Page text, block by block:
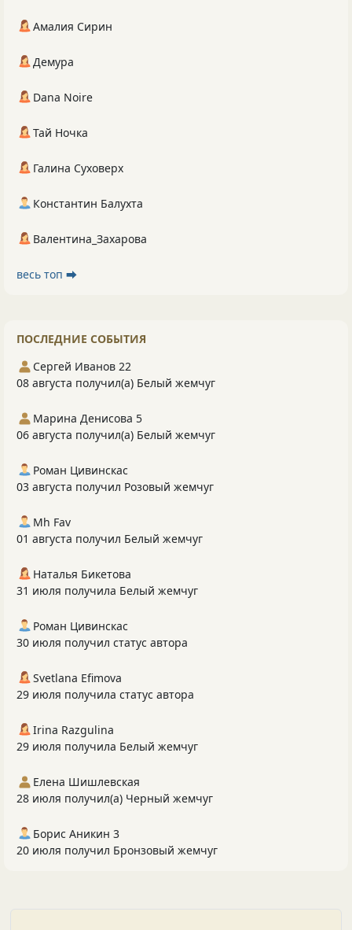
Амалия Сирин
Демура
Dana Noire
Тай Ночка
Галина Суховерх
Константин Балухта
Валентина_Захарова
весь топ ⮕
ПОСЛЕДНИЕ СОБЫТИЯ
Сергей Иванов 22
08 августа получил(а) Белый жемчуг
Марина Денисова 5
06 августа получил(а) Белый жемчуг
Роман Цивинскас
03 августа получил Розовый жемчуг
Mh Fav
01 августа получил Белый жемчуг
Наталья Бикетова
31 июля получила Белый жемчуг
Роман Цивинскас
30 июля получил статус автора
Svetlana Efimova
29 июля получила статус автора
Irina Razgulina
29 июля получила Белый жемчуг
Елена Шишлевская
28 июля получил(а) Черный жемчуг
Борис Аникин 3
20 июля получил Бронзовый жемчуг